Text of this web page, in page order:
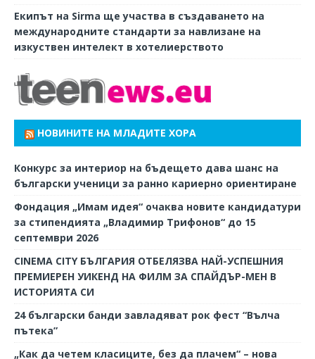
Екипът на Sirma ще участва в създаването на
международните стандарти за навлизане на
изкуствен интелект в хотелиерството
НОВИНИТЕ НА МЛАДИТЕ ХОРА
Конкурс за интериор на бъдещето дава шанс на
български ученици за ранно кариерно ориентиране
Фондация „Имам идея“ очаква новите кандидатури
за стипендията „Владимир Трифонов“ до 15
септември 2026
CINEMA CITY БЪЛГАРИЯ ОТБЕЛЯЗВА НАЙ-УСПЕШНИЯ
ПРЕМИЕРЕН УИКЕНД НА ФИЛМ ЗА СПАЙДЪР-МЕН В
ИСТОРИЯТА СИ
24 български банди завладяват рок фест “Вълча
пътека”
„Как да четем класиците, без да плачем“ – нова